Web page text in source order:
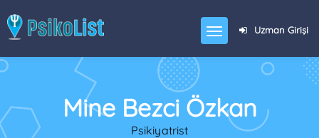
Uzman Girişi
Mine Bezci Özkan
Psikiyatrist